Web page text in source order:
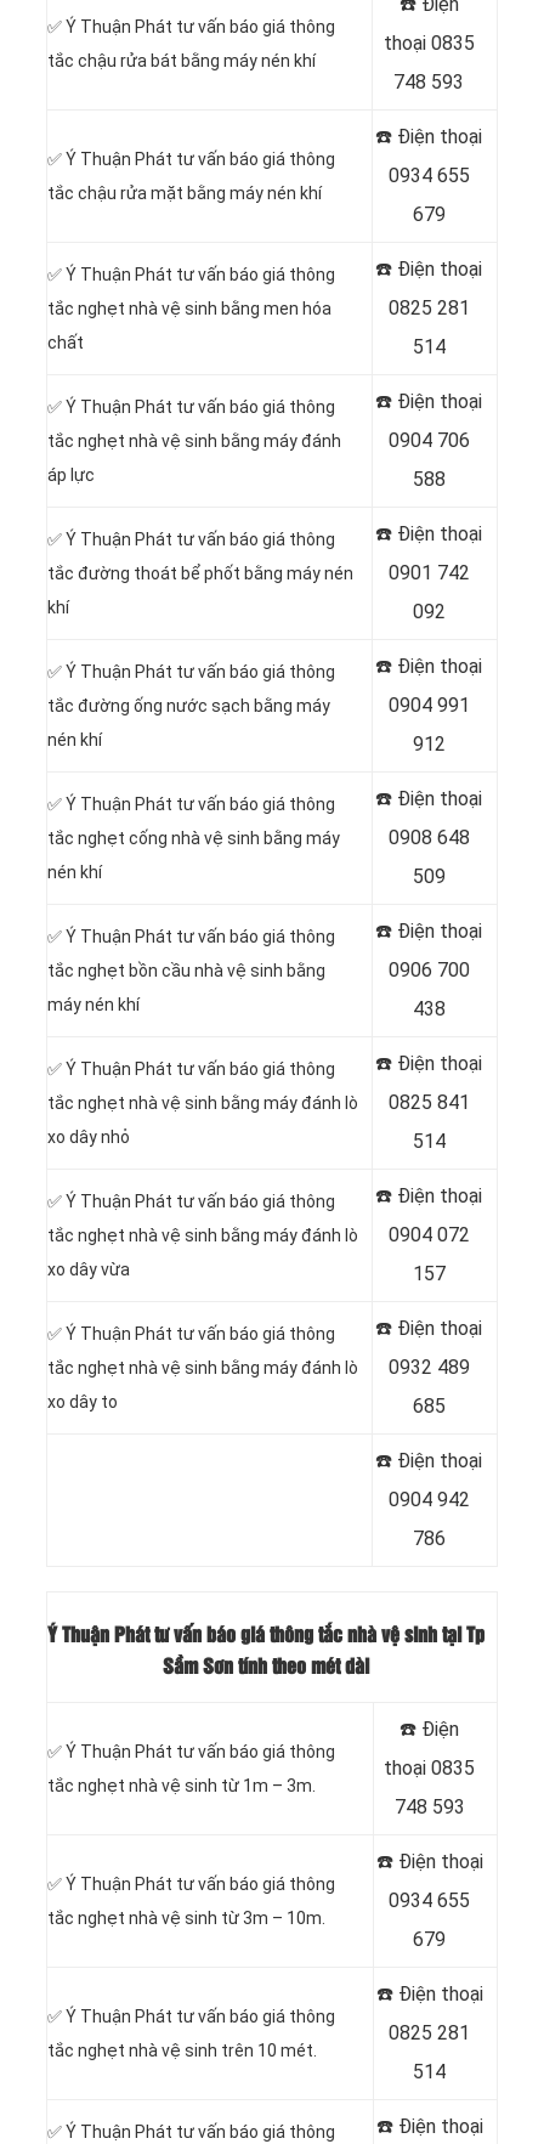
✅ Ý Thuận Phát tư vấn báo giá thông
tắc chậu rửa bát bằng máy nén khí
thoại0835
748 593
✅ Ý Thuận Phát tư vấn báo giá thông
tắc chậu rửa mặt bằng máy nén khí
☎️ Điện thoại
0934 655
679
✅ Ý Thuận Phát tư vấn báo giá thông
tắc nghẹt nhà vệ sinh bằng men hóa
chất
☎️ Điện thoại
0825 281
514
✅ Ý Thuận Phát tư vấn báo giá thông
tắc nghẹt nhà vệ sinh bằng máy đánh
áp lực
☎️ Điện thoại
0904 706
588
✅ Ý Thuận Phát tư vấn báo giá thông
tắc đường thoát bể phốt bằng máy nén
khí
☎️ Điện thoại
0901 742
092
✅ Ý Thuận Phát tư vấn báo giá thông
tắc đường ống nước sạch bằng máy
nén khí
☎️ Điện thoại
0904 991
912
✅ Ý Thuận Phát tư vấn báo giá thông
tắc nghẹt cống nhà vệ sinh bằng máy
nén khí
☎️ Điện thoại
0908 648
509
✅ Ý Thuận Phát tư vấn báo giá thông
tắc nghẹt bồn cầu nhà vệ sinh bằng
máy nén khí
☎️ Điện thoại
0906 700
438
✅ Ý Thuận Phát tư vấn báo giá thông
tắc nghẹt nhà vệ sinh bằng máy đánh lò
xo dây nhỏ
☎️ Điện thoại
0825 841
514
✅ Ý Thuận Phát tư vấn báo giá thông
tắc nghẹt nhà vệ sinh bằng máy đánh lò
xo dây vừa
☎️ Điện thoại
0904 072
157
✅ Ý Thuận Phát tư vấn báo giá thông
tắc nghẹt nhà vệ sinh bằng máy đánh lò
xo dây to
☎️ Điện thoại
0932 489
685
☎️ Điện thoại
0904 942
786
Ý Thuận Phát tư vấn báo giá thông tắc nhà vệ sinh tại Tp
Sầm Sơn tính theo mét dài
✅ Ý Thuận Phát tư vấn báo giá thông
tắc nghẹt nhà vệ sinh từ 1m – 3m.
☎️ Điện
thoại 0835
748 593
✅ Ý Thuận Phát tư vấn báo giá thông
tắc nghẹt nhà vệ sinh từ 3m – 10m.
☎️ Điện thoại
0934 655
679
✅ Ý Thuận Phát tư vấn báo giá thông
tắc nghẹt nhà vệ sinh trên 10 mét.
☎️ Điện thoại
0825 281
514
✅ Ý Thuận Phát tư vấn báo giá thông
☎️ Điện thoại